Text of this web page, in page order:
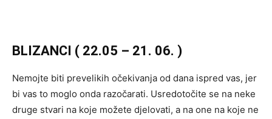
BLIZANCI ( 22.05 – 21. 06. )
Nemojte biti prevelikih očekivanja od dana ispred vas, jer
bi vas to moglo onda razočarati. Usredotočite se na neke
druge stvari na koje možete djelovati, a na one na koje ne